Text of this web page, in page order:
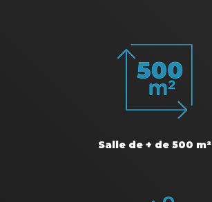
Salle de + de 500 m²